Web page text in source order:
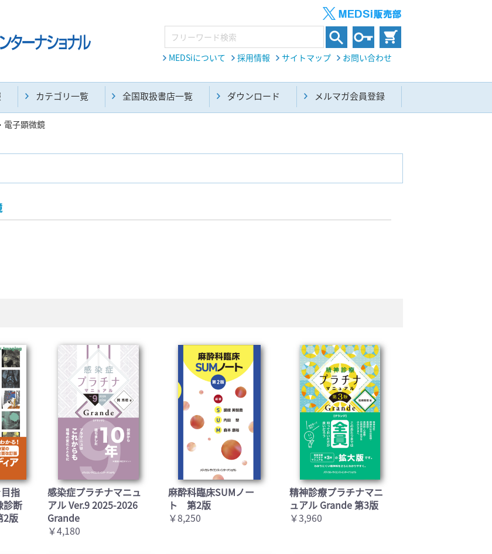
MEDSiについて 採用情報 サイトマップ お問い合わせ
カテゴリ一覧 全国取扱書店一覧 ダウンロード メルマガ会員登録
電子顕微鏡
治療・救急(284)
指
診断
2版
感染症プラチナマニュ
アル Ver.9 2025-2026
Grande
￥4,180
麻酔科臨床SUMノー
ト 第2版
￥8,250
精神診療プラチナマニ
ュアル Grande 第3版
￥3,960